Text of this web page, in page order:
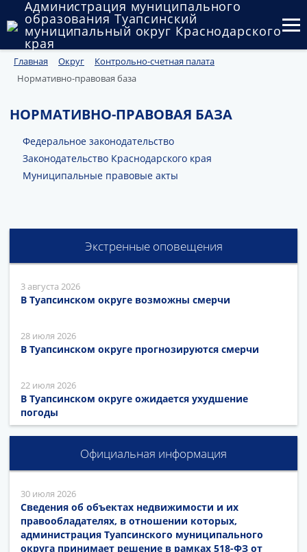
Администрация муниципального
образования Туапсинский
муниципальный округ Краснодарского
края
Округ
Государственный и муниципальный контроль
Муниципальное имущество
Главная Округ
Контрольно-счетная палата
Нормативно-правовая база
НОРМАТИВНО-ПРАВОВАЯ БАЗА
Федеральное законодательство
Законодательство Краснодарского края
Муниципальные правовые акты
Экстренные оповещения
3 августа 2026
В Туапсинском округе возможны смерчи
28 июля 2026
В Туапсинском округе прогнозируются смерчи
22 июля 2026
В Туапсинском округе ожидается ухудшение
погоды
Официальная информация
30 июля 2026
Сведения об объектах недвижимости и их
правообладателях, в отношении которых,
администрация Туапсинского муниципального
округа принимает решение в рамках 518-ФЗ от